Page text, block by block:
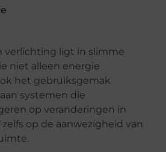
verlichting ligt in slimme
niet alleen energie
het gebruiksgemak
systemen die
op veranderingen in
op de aanwezigheid van